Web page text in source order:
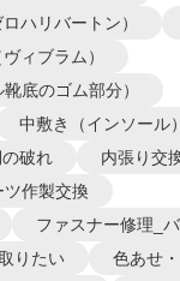
ハリバートン）
ィブラム）
底のゴム部分）
中敷き（インソール
破れ
内張り交
ツ作製交換
ファスナー修理_
りたい
色あせ